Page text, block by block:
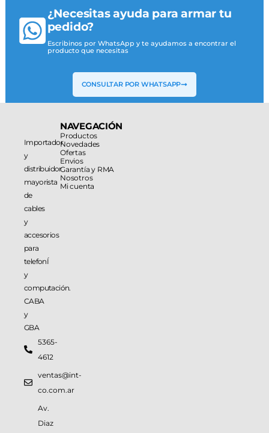
¿Necesitas ayuda para armar tu
pedido?
Escribinos por WhatsApp y te ayudamos a encontrar el
producto que necesitas
CONSULTAR POR WHATSAPP
Importador
y
distribuidor
mayorista
de
cables
y
accesorios
para
telefonÍ
y
computación.
CABA
y
GBA
5365-
4612
ventas@int-
co.com.ar
Av.
Diaz
NAVEGACIÓN
Productos
Novedades
Ofertas
Envios
Garantía y RMA
Nosotros
Mi cuenta